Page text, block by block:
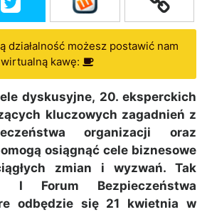
działalność możesz postawić nam
wirtualną kawę:
dyskusyjne, 20. eksperckich
kluczowych zagadnień z
organizacji oraz
osiągnąć cele biznesowe
zmian i wyzwań. Tak
I Forum Bezpieczeństwa
odbędzie się 21 kwietnia w